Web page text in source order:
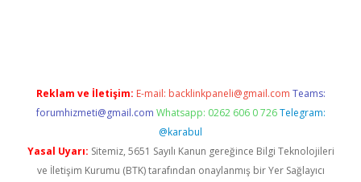
Reklam ve İletişim: E-mail: backlinkpaneli@gmail.com Teams:
forumhizmeti@gmail.com Whatsapp: 0262 606 0 726 Telegram:
@karabul
Yasal Uyarı: Sitemiz, 5651 Sayılı Kanun gereğince Bilgi Teknolojileri
ve İletişim Kurumu (BTK) tarafından onaylanmış bir Yer Sağlayıcı